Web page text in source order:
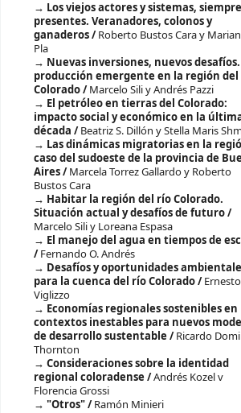
Los viejos actores y sistemas, siempre
presentes. Veranadores, colonos y
ganaderos /Roberto Bustos Cara y
Pla
Nuevas inversiones, nuevos desafíos.
producción emergente en la región
Colorado /Marcelo Sili y Andrés Pazzi
El petróleo en tierras del Colorado:
impacto social y económico en la
década /Beatriz S. Dillón y Stella Maris
Las dinámicas migratorias en la
caso del sudoeste de la provincia de
Aires /Marcela Torrez Gallardo y Roberto
Bustos Cara
Habitar la región del río Colorado.
Situación actual y desafíos de futuro /
Marcelo Sili y Loreana Espasa
El manejo del agua en tiempos de
/Fernando O. Andrés
Desafíos y oportunidades
para la cuenca del río Colorado /Ernesto
Viglizzo
Economías regionales sostenibles en
contextos inestables para nuevos
de desarrollo sustentable /Ricardo
Thornton
Consideraciones sobre la identidad
regional coloradense /Andrés Kozel v
Florencia Grossi
"Otros" /Ramón Minieri